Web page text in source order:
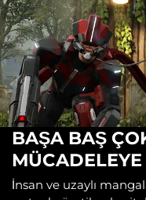
BAŞA BAŞ
MÜCADELEYE
İnsan ve uzaylı